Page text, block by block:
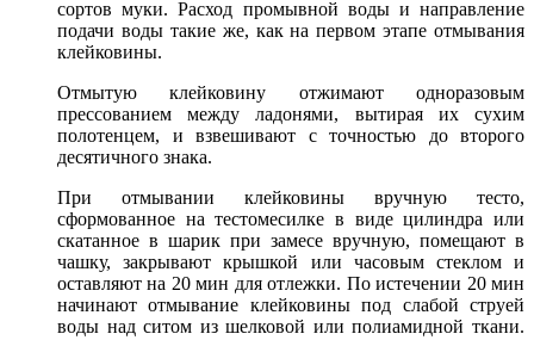
сортов муки. Расход промывной воды и направление
подачи воды такие же, как на первом этапе отмывания
клейковины.
Отмытую клейковину отжимают одноразовым
прессованием между ладонями, вытирая их сухим
полотенцем, и взвешивают с точностью до второго
десятичного знака.
При отмывании клейковины вручную тесто,
сформованное на тестомесилке в виде цилиндра или
скатанное в шарик при замесе вручную, помещают в
чашку, закрывают крышкой или часовым стеклом и
оставляют на 20 мин для отлежки. По истечении 20 мин
начинают отмывание клейковины под слабой струей
воды над ситом из шелковой или полиамидной ткани.